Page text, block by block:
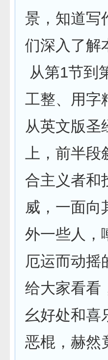
景，知道写
们深入了解
从第1节到
工整、用字
从英文版圣
上，前半
合主义者和
威，一面向
外一些人，
厄运而动摇
给大家看看
幺好处和喜
恶棍，赫然